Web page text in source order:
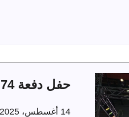
حفل دفعة 74 – اليوبيل الذهبي بجامعة الملك فهد للبترول والمعادن
14 أغسطس، 2025